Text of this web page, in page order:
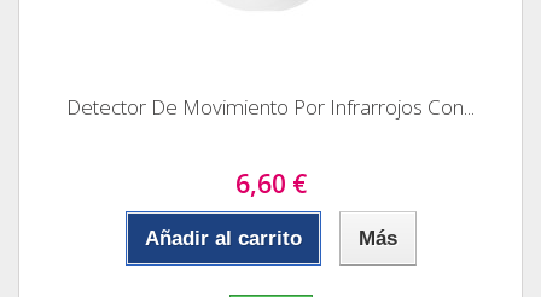
Detector De Movimiento Por Infrarrojos Con...
6,60 €
Añadir al carrito Más